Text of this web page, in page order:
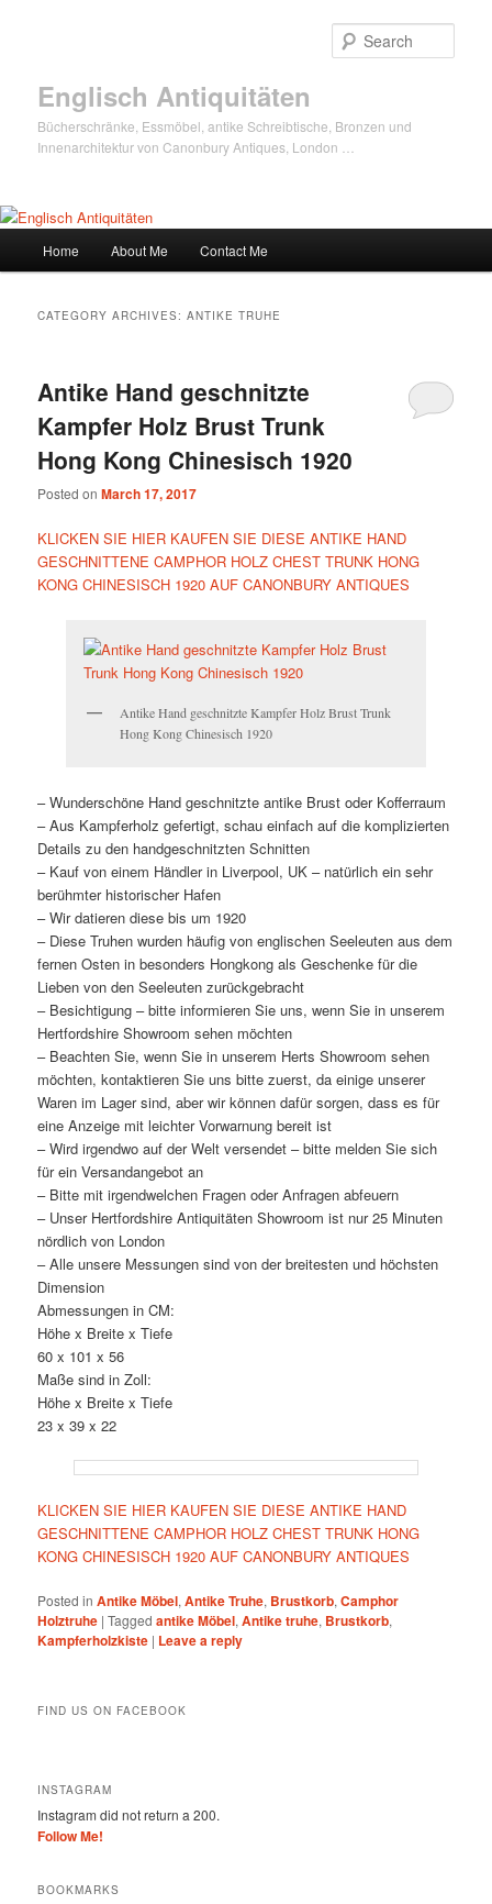
Englisch Antiquitäten
Bücherschränke, Essmöbel, antike Schreibtische, Bronzen und
Innenarchitektur von Canonbury Antiques, London …
Skip
content
Skip
content
Home About Me Contact Me
CATEGORY ARCHIVES:ANTIKE TRUHE
Antike Hand geschnitzte
Kampfer Holz Brust Trunk
Hong Kong Chinesisch 1920
Posted onMarch 17, 2017
KLICKEN SIE HIER KAUFEN SIE DIESE ANTIKE HAND
GESCHNITTENE CAMPHOR HOLZ CHEST TRUNK HONG
KONG CHINESISCH 1920 AUF CANONBURY ANTIQUES
Antike Hand geschnitzte Kampfer Holz Brust Trunk
Hong Kong Chinesisch 1920
– Wunderschöne Hand geschnitzte antike Brust oder Kofferraum
– Aus Kampferholz gefertigt, schau einfach auf die komplizierten
Details zu den handgeschnitzten Schnitten
– Kauf von einem Händler in Liverpool, UK – natürlich ein sehr
berühmter historischer Hafen
– Wir datieren diese bis um 1920
– Diese Truhen wurden häufig von englischen Seeleuten aus dem
fernen Osten in besonders Hongkong als Geschenke für die
Lieben von den Seeleuten zurückgebracht
– Besichtigung – bitte informieren Sie uns, wenn Sie in unserem
Hertfordshire Showroom sehen möchten
– Beachten Sie, wenn Sie in unserem Herts Showroom sehen
möchten, kontaktieren Sie uns bitte zuerst, da einige unserer
Waren im Lager sind, aber wir können dafür sorgen, dass es für
eine Anzeige mit leichter Vorwarnung bereit ist
– Wird irgendwo auf der Welt versendet – bitte melden Sie sich
für ein Versandangebot an
– Bitte mit irgendwelchen Fragen oder Anfragen abfeuern
– Unser Hertfordshire Antiquitäten Showroom ist nur 25 Minuten
nördlich von London
– Alle unsere Messungen sind von der breitesten und höchsten
Dimension
Abmessungen in CM:
Höhe x Breite x Tiefe
60 x 101 x 56
Maße sind in Zoll:
Höhe x Breite x Tiefe
23 x 39 x 22
KLICKEN SIE HIER KAUFEN SIE DIESE ANTIKE HAND
GESCHNITTENE CAMPHOR HOLZ CHEST TRUNK HONG
KONG CHINESISCH 1920 AUF CANONBURY ANTIQUES
Posted in Antike Möbel,Antike Truhe, Brustkorb,Camphor
Holztruhe |Tagged antike Möbel,Antike truhe, Brustkorb,
Kampferholzkiste | Leave a reply
FIND US ON FACEBOOK
INSTAGRAM
Instagram did not return a 200.
Follow Me!
BOOKMARKS